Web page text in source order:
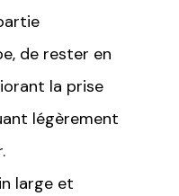
de rester en
la prise
légèrement
large et